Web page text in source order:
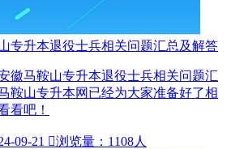
专升本退役士兵相关问题汇总及解答
徽马鞍山专升本退役士兵相关问题汇
鞍山专升本网已经为大家准备好了相
看吧！
09-21 浏览量：1108人